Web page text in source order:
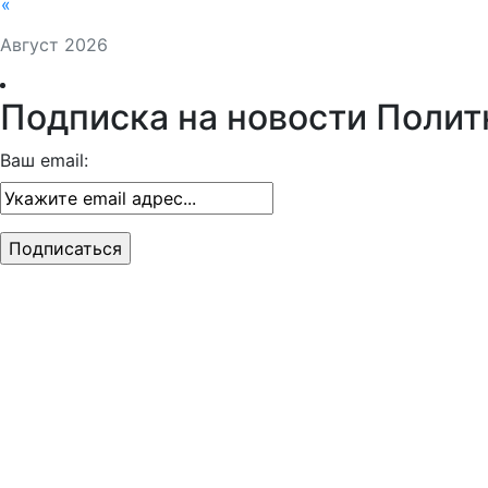
Август 2026
«
Подписка на новости
Ваш email: